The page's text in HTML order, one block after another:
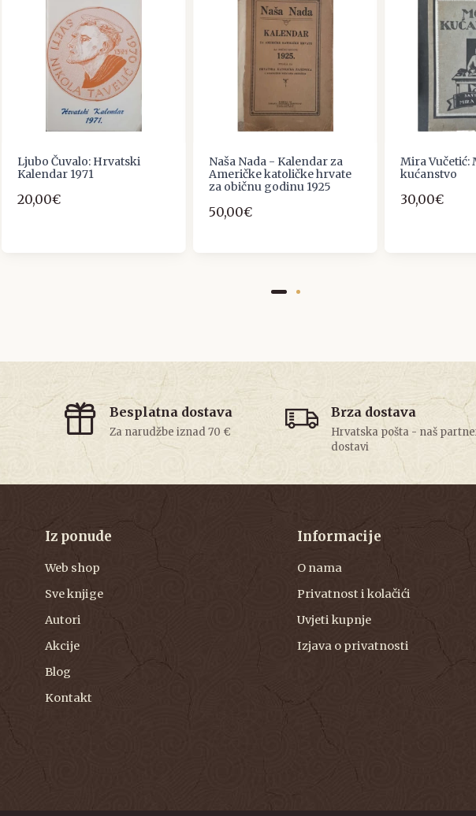
Ljubo Čuvalo: Hrvatski
Kalendar 1971
20,00€
Naša Nada - Kalendar za
Američke katoličke hrvate
za običnu godinu 1925
50,00€
Mira Vučetić:
kućanstvo
30,00€
Besplatna dostava
Za narudžbe iznad 70 €
Brza dostava
Hrvatska pošta - naš
dostavi
Iz ponude
Web shop
Sve knjige
Autori
Akcije
Blog
Kontakt
Informacije
O nama
Privatnost i kolačići
Uvjeti kupnje
Izjava o privatnosti